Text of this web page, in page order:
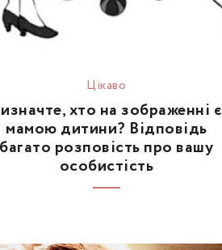
Цікаво
хто на зображенні є
мамою дитини? Відповідь
багато розповість про вашу
особистість